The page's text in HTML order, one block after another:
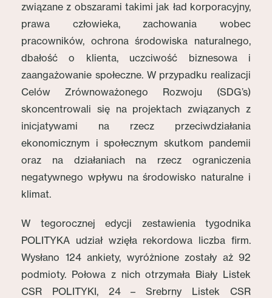
związane z obszarami takimi jak ład korporacyjny,
prawa człowieka, zachowania wobec
pracowników, ochrona środowiska naturalnego,
dbałość o klienta, uczciwość biznesowa i
zaangażowanie społeczne. W przypadku realizacji
Celów Zrównoważonego Rozwoju (SDG’s)
skoncentrowali się na projektach związanych z
inicjatywami na rzecz przeciwdziałania
ekonomicznym i społecznym skutkom pandemii
oraz na działaniach na rzecz ograniczenia
negatywnego wpływu na środowisko naturalne i
klimat.
W tegorocznej edycji zestawienia tygodnika
POLITYKA udział wzięła rekordowa liczba firm.
Wysłano 124 ankiety, wyróżnione zostały aż 92
podmioty. Połowa z nich otrzymała Biały Listek
CSR POLITYKI, 24 – Srebrny Listek CSR